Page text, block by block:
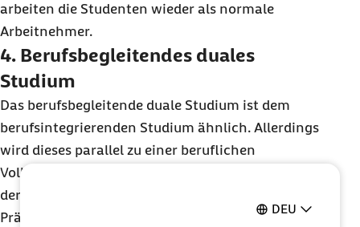
DEU
arbeiten die Studenten wieder als normale
Arbeitnehmer.
4. Berufsbegleitendes duales
Studium
Das berufsbegleitende duale Studium ist dem
berufsintegrierenden Studium ähnlich. Allerdings
wird dieses parallel zu einer beruflichen
Vollzeittätigkeit ausgeübt. Auch hier unterstützt
der Arbeitgeber, etwa indem er die Studenten für
Präsenzveranstaltungen freistellt oder indem er